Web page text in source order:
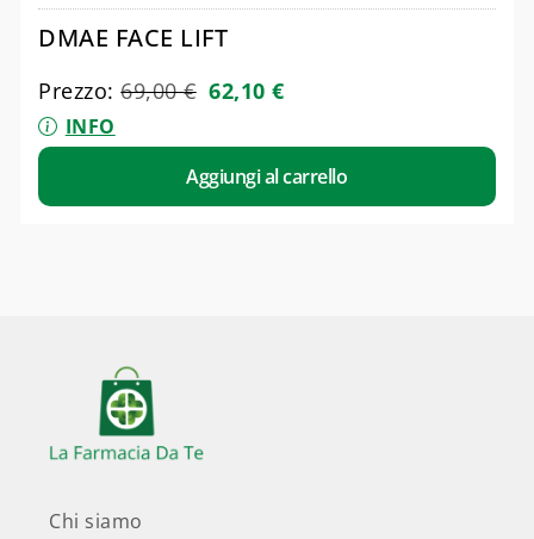
DMAE FACE LIFT
Prezzo:69,00€ 62,10€
INFO
Aggiungi al carrello
Chi siamo